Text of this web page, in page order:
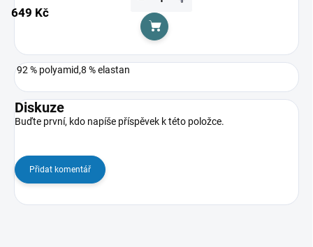
649 Kč
Do košíku
92 % polyamid,8 % elastan
Diskuze
Buďte první, kdo napíše příspěvek k této položce.
Přidat komentář